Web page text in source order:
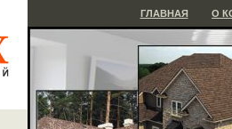
ГЛАВНАЯ О